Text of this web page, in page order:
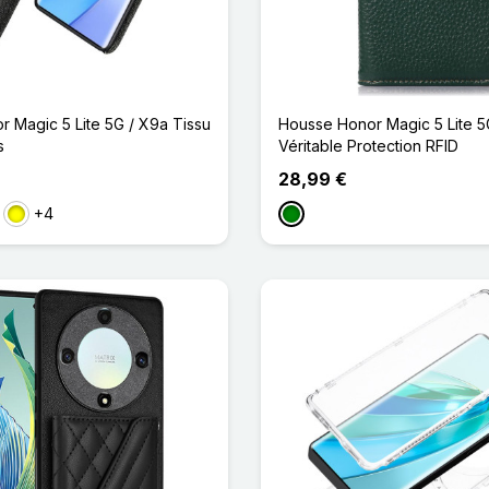
Magic 5 Lite 5G / X9a Tissu
Jaune
+4
Housse Honor Magic 5 Lite
Véritable Protection RFID
28,99 €
Vert